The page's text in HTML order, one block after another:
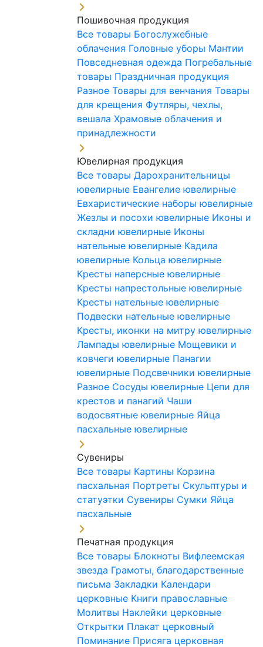
Пошивочная продукция
Все товары Богослужебные
облачения Головные уборы Мантии
Повседневная одежда Погребальные
товары Праздничная продукция
Разное Товары для венчания Товары
для крещения Футляры, чехлы,
вешала Храмовые облачения и
принадлежности
Ювелирная продукция
Все товары Дарохранительницы
ювелирные Евангелие ювелирные
Евхаристические наборы ювелирные
Жезлы и посохи ювелирные Иконы и
складни ювелирные Иконы
нательные ювелирные Кадила
ювелирные Кольца ювелирные
Кресты наперсные ювелирные
Кресты напрестольные ювелирные
Кресты нательные ювелирные
Подвески нательные ювелирные
Кресты, иконки на митру ювелирные
Лампады ювелирные Мощевики и
ковчеги ювелирные Панагии
ювелирные Подсвечники ювелирные
Разное Сосуды ювелирные Цепи для
крестов и панагий Чаши
водосвятные ювелирные Яйца
пасхальные ювелирные
Сувениры
Все товары Картины Корзина
пасхальная Портреты Скульптуры и
статуэтки Сувениры Сумки Яйца
пасхальные
Печатная продукция
Все товары Блокноты Вифлеемская
звезда Грамоты, благодарственные
письма Закладки Календари
церковные Книги православные
Молитвы Наклейки церковные
Открытки Плакат церковный
Поминание Присяга церковная